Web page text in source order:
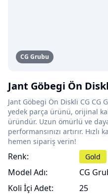
CG Grubu
Jant Göbegi Ön
Jant Göbegi Ön Diskli CG CG
yedek parça ürünü, orijinal
üründür. Uzun ömürlü ve
performansınızı artırır.
hemen sipariş verin!
Renk:
Model Adı:
Koli İçi Adet:
Gold
CG
25